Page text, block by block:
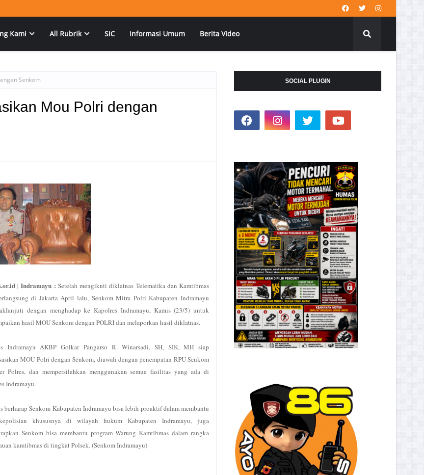
Kami All Rubrik SIC Informasi Umum Berita Video
Senkom
Mou Polri dengan
| Indramayu : Setelah mengikuti diklatnas Telematika dan Kamtibmas
di Jakarta April lalu, Senkom Mitra Polri Kabupaten Indramayu
dengan menghadap ke Kapolres Indramayu, Kamis (23/5) untuk
hasil MOU Senkom dengan POLRI dan melaporkan hasil diklatnas.
Indramayu AKBP Golkar Pangarso R. Winarsadi, SH, SIK, MH siap
MOU Polri dengan Senkom, diawali dengan penempatan RPU Senkom
Polres, dan mempersilahkan menggunakan semua fasilitas yang ada di
Indramayu.
berharap Senkom Kabupaten Indramayu bisa lebih proaktif dalam membantu
khususnya di wilayah hukum Kabupaten Indramayu, juga
Senkom bisa membantu program Warung Kamtibmas dalam rangka
kamtibmas di tingkat Polsek. (Senkom Indramayu)
SOCIAL PLUGIN